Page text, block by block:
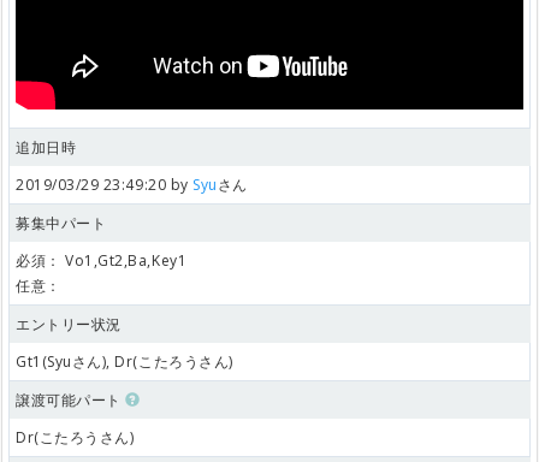
追加日時
2019/03/29 23:49:20 by Syuさん
募集中パート
必須： Vo1,Gt2,Ba,Key1
任意：
エントリー状況
Gt1(Syuさん), Dr(こたろうさん)
譲渡可能パート
Dr(こたろうさん)